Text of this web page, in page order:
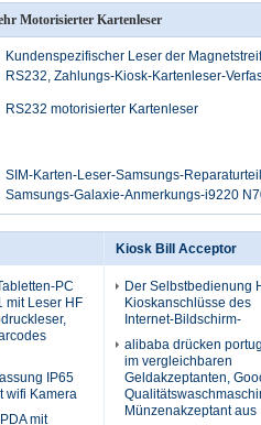
Motorisierter Kartenleser
Kundenspezifischer Leser der
RS232, Zahlungs-Kiosk-Kartenleser-
RS232 motorisierter Kartenleser
SIM-Karten-Leser-Samsungs-
Samsungs-Galaxie-Anmerkungs-i9220
PC
mit Leser HF
IP65
wifi Kamera
mit
Kiosk Bill Acceptor
Der Selbstbedienung
Kioskanschlüsse des
Internet-Bildschirm-
alibaba drücken
im vergleichbaren
Geldakzeptanten,
Münzenakzeptant aus